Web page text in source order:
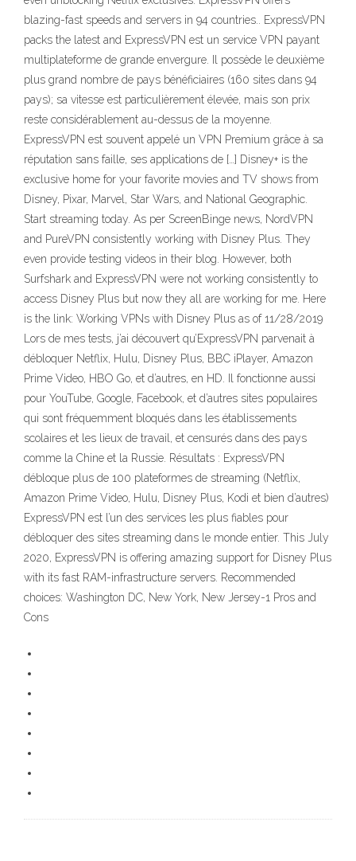
blazing-fast speeds and servers in 94 countries.. ExpressVPN
packs the latest and ExpressVPN est un service VPN payant
multiplateforme de grande envergure. Il possède le deuxième
plus grand nombre de pays bénéficiaires (160 sites dans 94
pays); sa vitesse est particulièrement élevée, mais son prix
reste considérablement au-dessus de la moyenne.
ExpressVPN est souvent appelé un VPN Premium grâce à sa
réputation sans faille, ses applications de […] Disney+ is the
exclusive home for your favorite movies and TV shows from
Disney, Pixar, Marvel, Star Wars, and National Geographic.
Start streaming today. As per ScreenBinge news, NordVPN
and PureVPN consistently working with Disney Plus. They
even provide testing videos in their blog. However, both
Surfshark and ExpressVPN were not working consistently to
access Disney Plus but now they all are working for me. Here
is the link: Working VPNs with Disney Plus as of 11/28/2019
Lors de mes tests, j’ai découvert qu’ExpressVPN parvenait à
débloquer Netflix, Hulu, Disney Plus, BBC iPlayer, Amazon
Prime Video, HBO Go, et d’autres, en HD. Il fonctionne aussi
pour YouTube, Google, Facebook, et d’autres sites populaires
qui sont fréquemment bloqués dans les établissements
scolaires et les lieux de travail, et censurés dans des pays
comme la Chine et la Russie. Résultats : ExpressVPN
débloque plus de 100 plateformes de streaming (Netflix,
Amazon Prime Video, Hulu, Disney Plus, Kodi et bien d’autres)
ExpressVPN est l’un des services les plus fiables pour
débloquer des sites streaming dans le monde entier. This July
2020, ExpressVPN is offering amazing support for Disney Plus
with its fast RAM-infrastructure servers. Recommended
choices: Washington DC, New York, New Jersey-1 Pros and
Cons